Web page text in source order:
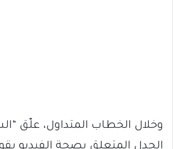
وخلال الخطاب المتداول، علّق